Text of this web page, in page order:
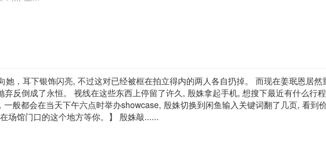
，耳下银饰闪亮, 不过这对已经被框在拍立得内的两人各自扔掉。 而现在姜珉恩居然
反倒成了永恒。 视线在这些东西上停留了许久, 殷姝拿起手机, 想搜下最近有什么行
般都会在当天下午六点时举办showcase, 殷姝切换到闲鱼输入关键词翻了几页, 看到
场馆门口的这个地方等你。】 殷姝敲......